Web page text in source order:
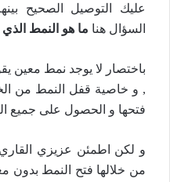
عليك التوصيل الصحيح
السؤال هنا ما هو النمط
باختصار لا يوجد نمط معين
, و خاصية قفل النمط من
فتحها و الحصول على جميع
و لكن اطمئن عزيزي
من خلالها فتح النمط بدون